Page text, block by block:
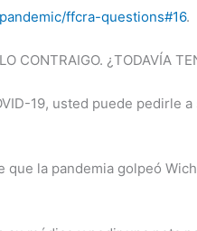
ffcra-questions#16.
CONTRAIGO. ¿TODAVÍA
19, usted puede pedirle
la pandemia golpeó